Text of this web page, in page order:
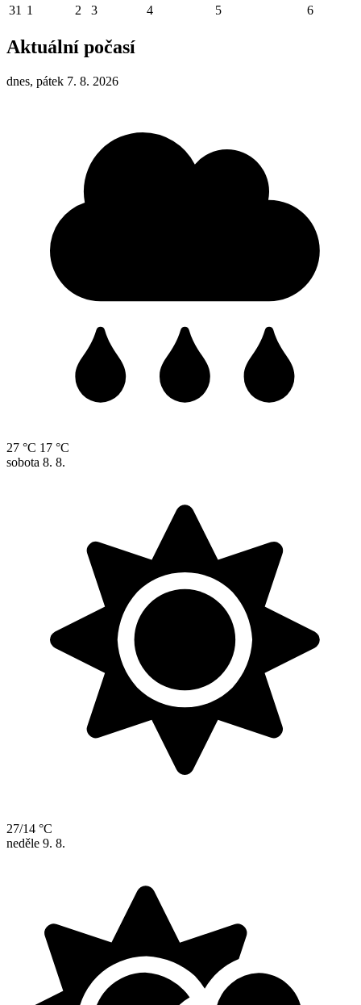
31 1 2 3 4 5 6
Aktuální počasí
dnes, pátek 7. 8. 2026
27 °C 17 °C
sobota 8. 8.
27/14 °C
neděle 9. 8.